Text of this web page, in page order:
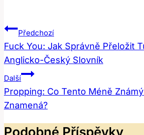
Navigace
Pro
Příspěvek
Předchozí
Fuck You: Jak Správně Přeložit
Anglicko-Český Slovník
Další
Propping: Co Tento Méně
Znamená?
Podobné Příspěvky